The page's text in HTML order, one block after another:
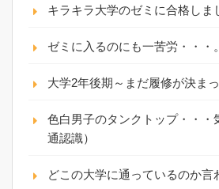
キラキラ大学のゼミに合格しま
ゼミに入るのにも一苦労・・・
大学2年後期～まだ履修が決まっ
色白男子のタンクトップ・・・
通認識）
どこの大学に通っているのか言